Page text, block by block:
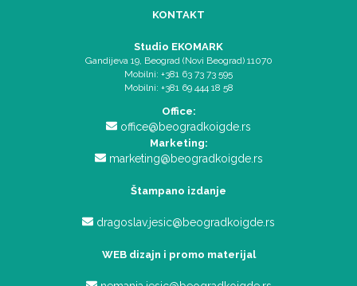
KONTAKT
Studio EKOMARK
Gandijeva 19, Beograd (Novi Beograd) 11070
Mobilni: +381 63 73 73 595
Mobilni: +381 69 444 18 58
Office:
office@beogradkoigde.rs
Marketing:
marketing@beogradkoigde.rs
Štampano izdanje
dragoslav.jesic@beogradkoigde.rs
WEB dizajn i promo materijal